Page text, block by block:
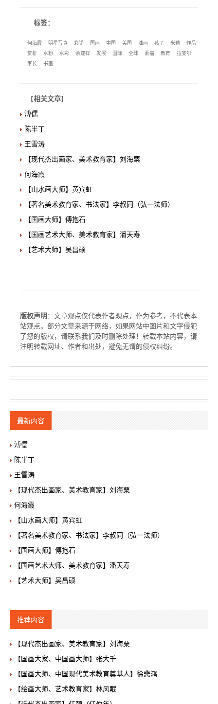
标签：
何海霞 明星写真 彩铅 国画 中国 美国 油画 孩子 米勒
作品
赏析
水粉 水彩 余建祥 发展 国际 全球 素描 教育
拉斐尔
家长
书画
【相关文章】
溥儒
陈半丁
王雪涛
【现代杰出画家、美术教育家】刘海粟
何海霞
【山水画大师】黄宾虹
【著名美术教育家、书法家】李叔同（弘一法师）
【国画大师】傅抱石
【国画艺术大师、美术教育家】潘天寿
【艺术大师】吴昌硕
版权声明 ：文章观点仅代表作者观点，作为参考，不代表本
站观点。部分文章来源于网络，如果网站中图片和文字侵犯
了您的版权，请联系我们及时删除处理！转载本站内容，请
注明转载网址、作者和出处，避免无谓的侵权纠纷。
最新内容
溥儒
陈半丁
王雪涛
【现代杰出画家、美术教育家】刘海粟
何海霞
【山水画大师】黄宾虹
【著名美术教育家、书法家】李叔同（弘一法师）
【国画大师】傅抱石
【国画艺术大师、美术教育家】潘天寿
【艺术大师】吴昌硕
推荐内容
【现代杰出画家、美术教育家】刘海粟
【国画大家、中国画大师】张大千
【国画大师、中国现代美术教育奠基人】徐悲鸿
【绘画大师、艺术教育家】林风眠